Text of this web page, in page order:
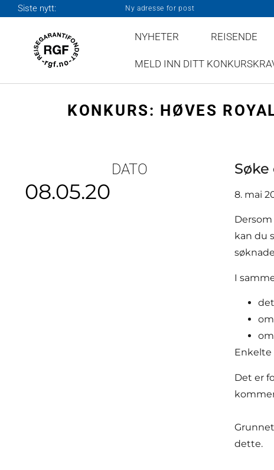
Siste nytt: Ny adresse for post
NYHETER REISENDE
MELD INN DITT
KONKURS: HØVES
DATO
08.05.20 8. mai
kan du
I
Enkelte
Det er
dette.